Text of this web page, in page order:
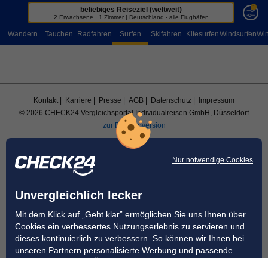
Sportreisen
Nur notwendige Cookies
Unvergleichlich lecker
Mit dem Klick auf „Geht klar” ermöglichen Sie uns Ihnen über
Cookies ein verbessertes Nutzungserlebnis zu servieren und
dieses kontinuierlich zu verbessern. So können wir Ihnen bei
unseren Partnern personalisierte Werbung und passende
Kontakt | Karriere | Presse | AGB | Datenschutz
| Impressum
© 2026 CHECK24 Vergleichsportal Individualreisen GmbH, Düsseldorf
zur Desktopversion
beliebiges Reiseziel (weltweit)
2 Erwachsene · 1 Zimmer | Deutschland - alle Flughäfen
1
Wandern Tauchen Radfahren Surfen Skifahren KitesurfenWindsurfen